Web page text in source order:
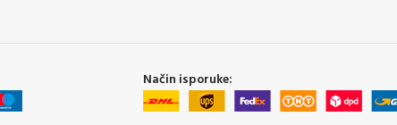
Način isporuke: